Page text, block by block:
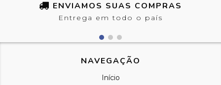
ENVIAMOS SUAS COMPRAS
Entrega em todo o país
NAVEGAÇÃO
Início